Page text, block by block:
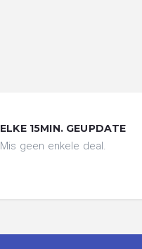
ELKE 15MIN. GEUPDATE
Mis geen enkele deal.